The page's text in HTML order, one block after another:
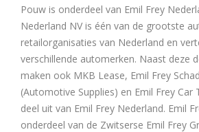
Pouw is onderdeel van Emil Frey
Nederland NV is één van de grootste
retailorganisaties van Nederland en
verschillende automerken. Naast deze
maken ook MKB Lease, Emil Frey
(Automotive Supplies) en Emil Frey Car
deel uit van Emil Frey Nederland. Emil
onderdeel van de Zwitserse Emil Frey